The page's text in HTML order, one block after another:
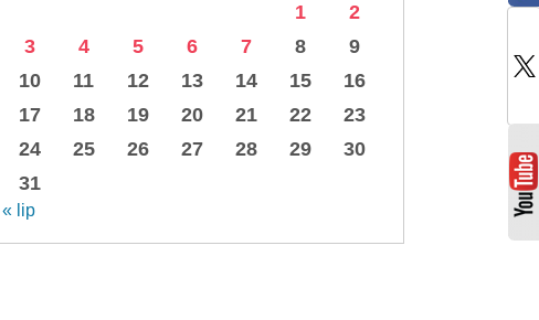
1
2
3
4 5 6 7 8
9
10
11 12 13 14 15
16
17
18 19 20 21 22
23
24
25 26 27 28 29
30
31
« lip